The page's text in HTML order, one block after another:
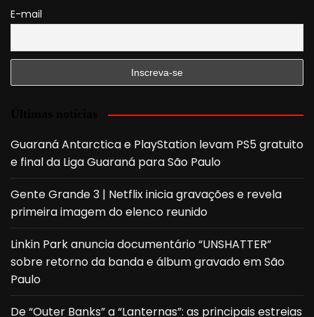
E-mail
Guaraná Antarctica e PlayStation levam PS5 gratuito
e final da Liga Guaraná para São Paulo
Gente Grande 3 | Netflix inicia gravações e revela
primeira imagem do elenco reunido
Linkin Park anuncia documentário “UNSHATTER”
sobre retorno da banda e álbum gravado em São
Paulo
De “Outer Banks” a “Lanternas”: as principais estreias